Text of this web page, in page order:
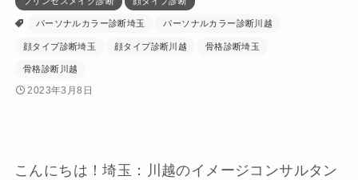
パーソナルカラー診断埼玉 パーソナルカラー診断川越
顔タイプ診断埼玉 顔タイプ診断川越 骨格診断埼玉
骨格診断川越
2023年3月8日
こんにちは！埼玉：川越のイメージコンサルタン